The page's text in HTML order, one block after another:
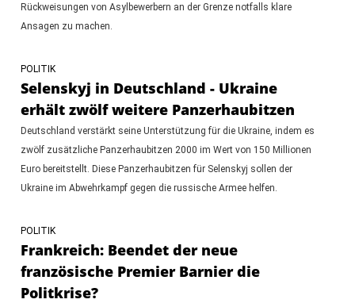
Rückweisungen von Asylbewerbern an der Grenze notfalls klare
Ansagen zu machen.
POLITIK
Selenskyj in Deutschland - Ukraine
erhält zwölf weitere Panzerhaubitzen
Deutschland verstärkt seine Unterstützung für die Ukraine, indem es
zwölf zusätzliche Panzerhaubitzen 2000 im Wert von 150 Millionen
Euro bereitstellt. Diese Panzerhaubitzen für Selenskyj sollen der
Ukraine im Abwehrkampf gegen die russische Armee helfen.
POLITIK
Frankreich: Beendet der neue
französische Premier Barnier die
Politkrise?